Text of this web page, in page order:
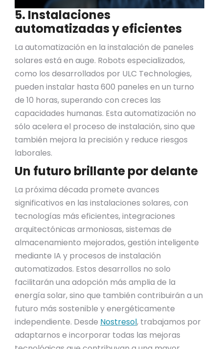
5. Instalaciones
automatizadas y eficientes
La automatización en la instalación de paneles
solares está en auge. Robots especializados,
como los desarrollados por ULC Technologies,
pueden instalar hasta 600 paneles en un turno
de 10 horas, superando con creces las
capacidades humanas. Esta automatización no
sólo acelera el proceso de instalación, sino que
también mejora la precisión y reduce riesgos
laborales.​
Un futuro brillante por delante
La próxima década promete avances
significativos en las instalaciones solares, con
tecnologías más eficientes, integraciones
arquitectónicas armoniosas, sistemas de
almacenamiento mejorados, gestión inteligente
mediante IA y procesos de instalación
automatizados. Estos desarrollos no solo
facilitarán una adopción más amplia de la
energía solar, sino que también contribuirán a un
futuro más sostenible y energéticamente
independiente. Desde Nostresol, trabajamos por
adaptarnos e incorporar todas las mejoras